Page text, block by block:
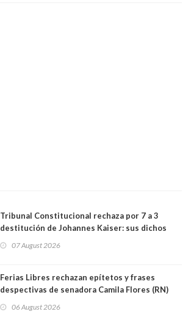
Tribunal Constitucional rechaza por 7 a 3
destitución de Johannes Kaiser: sus dichos
justicia constitucional porque no es diputado
07 August 2026
Ferias Libres rechazan epítetos y frases
despectivas de senadora Camila Flores (RN)
06 August 2026